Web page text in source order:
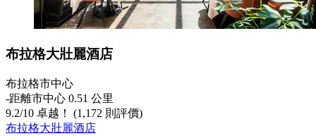
布拉格大壯麗酒店
布拉格市中心
‐距離市中心 0.51 公里
9.2/10 卓越！ (1,172 則評價)
布拉格大壯麗酒店